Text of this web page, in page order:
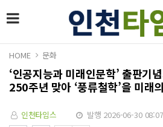
HOME 문화
‘인공지능과 미래인문학’ 출판기
250주년 맞아 ‘풍류철학’을 미래
인천타임스 발행 2026-06-30 08:07